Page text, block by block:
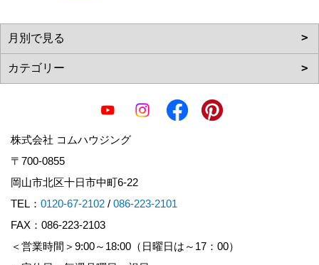
株式会社 コムハウジング
〒700-0855
岡山市北区十日市中町6-22
TEL： 0120-67-2102 / 086-223-2101
FAX：086-223-2103
＜営業時間＞9:00～18:00（日曜日は～17：00）